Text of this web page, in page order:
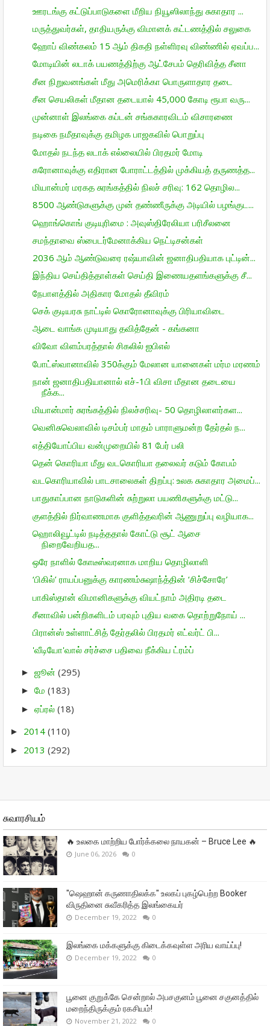
ஊரடங்கு கட்டுப்பாடுகளை மீறிய நியூஸிலாந்து சுகாதார ...
மருத்துவர்கள், தாதியருக்கு விமானக் கட்டணத்தில் சலுகை
ஹோப் விண்கலம் 15 ஆம் திகதி நள்ளிரவு விண்ணில் ஏவப்ப...
மோடியின் லடாக் பயணத்திற்கு ஆட்சேபம் தெரிவித்த சீனா
சீன நிறுவனங்கள் மீது அமெரிக்கா பொருளாதார தடை
சீன செயலிகள் மீதான தடையால் 45,000 கோடி ரூபா வரு...
முன்னாள் இலங்கை கப்டன் சங்ககாரவிடம் விசாரணை
நடிகை நமீதாவுக்கு தமிழக பாஜகவில் பொறுப்பு
மோதல் நடந்த லடாக் எல்லையில் பிரதமர் மோடி
கரோனாவுக்கு எதிரான போராட்டத்தில் முக்கியத் தருணத்த...
மியான்மர் மரகத சுரங்கத்தில் நிலச் சரிவு: 162 தொழில...
8500 ஆண்டுகளுக்கு முன் தண்ணீருக்கு அடியில் பழங்குட...
ஹொங்கொங் குடியுரிமை : அவுஸ்திரேலியா பரிசீலனை
சமந்தாவை ஸ்பைடர்மேனாக்கிய நெட்டிசன்கள்
2036 ஆம் ஆண்டுவரை ரஷ்யாவின் ஜனாதிபதியாக புட்டின்...
இந்திய செய்தித்தாள்கள் செய்தி இணையதளங்களுக்கு சீ...
நேபாளத்தில் அதிகார மோதல் தீவிரம்
செக் குடியரசு நாட்டில் கொரோனாவுக்கு பிரியாவிடை
ஆடை வாங்க முடியாது தவித்தேன் - கங்கனா
விவோ விளம்பரத்தால் சிகலில் ஐபிஎல்
போட்ஸ்வானாவில் 350க்கும் மேலான யானைகள் மர்ம மரணம்
நான் ஜனாதிபதியானால் எச்-1பி விசா மீதான தடையை
நீக்க...
மியான்மார் சுரங்கத்தில் நிலச்சரிவு- 50 தொழிலாளர்கள...
வெனிசுவெலாவில் டிசம்பர் மாதம் பாராளுமன்ற தேர்தல் ந...
எத்தியோப்பிய வன்முறையில் 81 பேர் பலி
தென் கொரியா மீது வடகொரியா தலைவர் கடும் கோபம்
வடகொரியாவில் பாடசாலைகள் திறப்பு: உலக சுகாதார அமைப்...
பாதுகாப்பான நாடுகளின் சுற்றுலா பயணிகளுக்கு மட்டு...
குளத்தில் நிர்வாணமாக குளித்தவரின் ஆணுறுப்பு வழியாக...
ஹொலிவூட்டில் நடித்ததால் கோட்டு சூட் ஆசை
நிறைவேறியத...
ஒரே நாளில் கோடீஸ்வரனாக மாறிய தொழிலாளி
‘பிகில்’ ராயப்பனுக்கு காரணம்சுஷாந்த்தின் ‘சிச்சோரே’
பாகிஸ்தான் விமானிகளுக்கு வியட்நாம் அதிரடி தடை
சீனாவில் பன்றிகளிடம் பரவும் புதிய வகை தொற்றுநோய் ...
பிரான்ஸ் உள்ளாட்சித் தேர்தலில் பிரதமர் எட்வர்ட் பி...
'வீடியோ'வால் சர்ச்சை பதிவை நீக்கிய ட்ரம்ப்
► ஜூன் (295)
► மே (183)
► ஏப்ரல் (18)
► 2014 (110)
► 2013 (292)
சுவாரசியம்
🔥 உலகை மாற்றிய போர்க்கலை நாயகன் – Bruce Lee 🔥
June 06, 2026 0
"ஷெஹான் கருணாதிலக்க" உலகப் புகழ்பெற்ற Booker
விருதினை சுவீகரித்த இலங்கையர்
December 19, 2022 0
இலங்கை மக்களுக்கு கிடைக்கவுள்ள அரிய வாய்ப்பு!
December 19, 2022 0
பூனை குறுக்கே சென்றால் அபசகுனம் பூனை சகுனத்தில்
மறைந்திருக்கும் ரகசியம்!
November 21, 2022 0